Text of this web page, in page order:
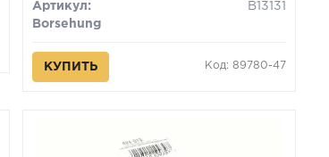
Артикул:
B13131
Borsehung
КУПИТЬ Код: 89780-47